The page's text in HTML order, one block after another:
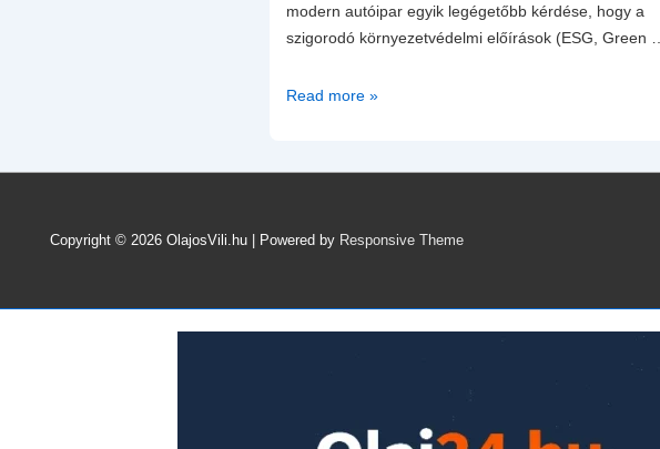
modern autóipar egyik legégetőbb kérdése, hogy a
szigorodó környezetvédelmi előírások (ESG, Green …
Fenntarthatósági
Tribológiában:
kémiától
Gyártási
Folyamatok
Read more »
Copyright © 2026 OlajosVili.hu | Powered by Responsive Theme